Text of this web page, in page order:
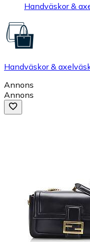
Handväskor &
Handväskor &
Annons
Annons